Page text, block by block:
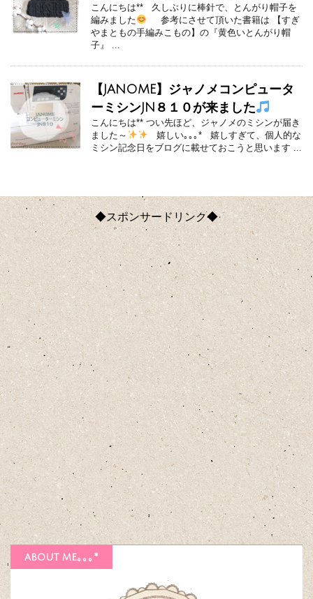
こんにちは** 久しぶりに棒針で、とんがり帽子を
編みました
参考にさせて頂いた書籍は 【すぎ
やまともの手編みこもの】の『黄色いとんがり帽
子』 ...
【JANOME】ジャノメコンピュータ
ーミシンJN８１０が来ました
こんにちは** つい先ほど、ジャノメのミシンが届き
ました～
嬉しい｡｡｡* 嬉しすぎて、個人的な
ミシン記念日をブログに載せておこうと思います ...
◆スポンサードリンク◆
about me｡｡｡*